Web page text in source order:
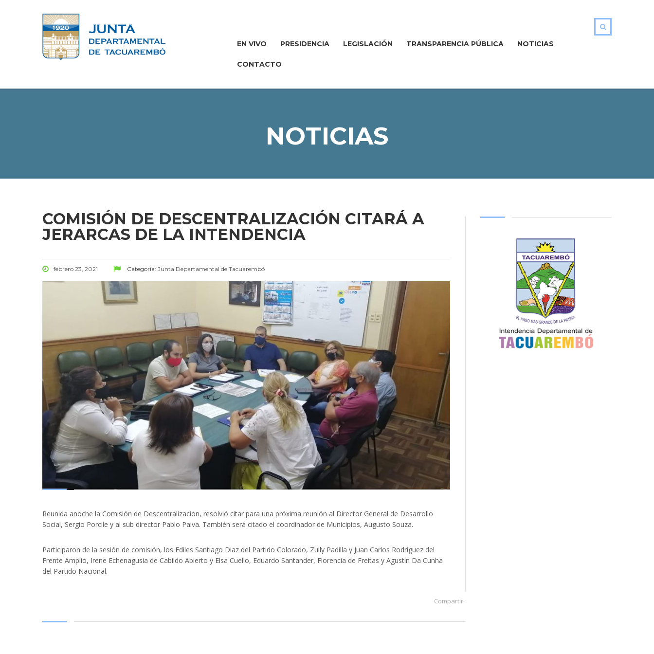
EN VIVO PRESIDENCIA LEGISLACIÓN TRANSPARENCIA PÚBLICA NOTICIAS
CONTACTO
NOTICIAS
COMISIÓN DE DESCENTRALIZACIÓN CITARÁ A
JERARCAS DE LA INTENDENCIA
febrero 23, 2021 Categoría: Junta Departamental de Tacuarembó
Reunida anoche la Comisión de Descentralizacion, resolvió citar para una próxima reunión al Director General de Desarrollo
Social, Sergio Porcile y al sub director Pablo Paiva. También será citado el coordinador de Municipios, Augusto Souza.
Participaron de la sesión de comisión, los Ediles Santiago Diaz del Partido Colorado, Zully Padilla y Juan Carlos Rodríguez del
Frente Amplio, Irene Echenagusia de Cabildo Abierto y Elsa Cuello, Eduardo Santander, Florencia de Freitas y Agustín Da Cunha
del Partido Nacional.
Compartir: